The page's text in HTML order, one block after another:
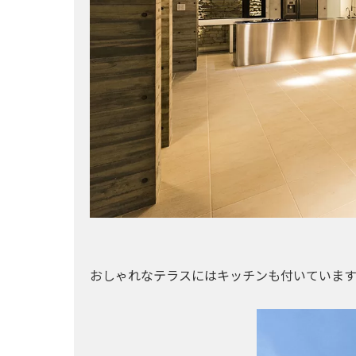
おしゃれなテラスにはキッチンも付いていま